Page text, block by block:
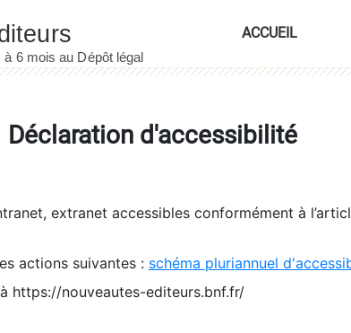
ACCUEIL
Déclaration d'accessibilité
extranet accessibles conformément à
actions suivantes : schéma pluriannuel
https://nouveautes-editeurs.bnf.fr/